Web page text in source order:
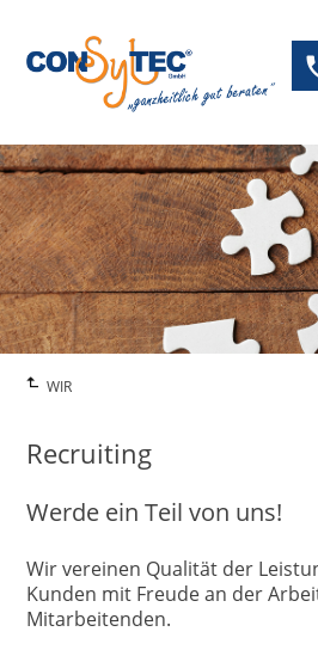
WIR
Recruiting
Werde ein Teil von uns!
Wir vereinen Qualität der
Kunden mit Freude an der
Mitarbeitenden.